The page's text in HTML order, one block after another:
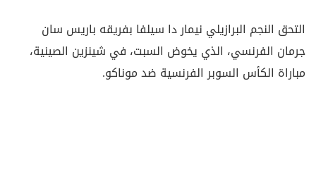
التحق النجم البرازيلي نيمار دا سيلفا بفريقه باريس سان
جرمان الفرنسي، الذي يخوض السبت، في شينزين الصينية،
مباراة الكأس السوبر الفرنسية ضد موناكو.